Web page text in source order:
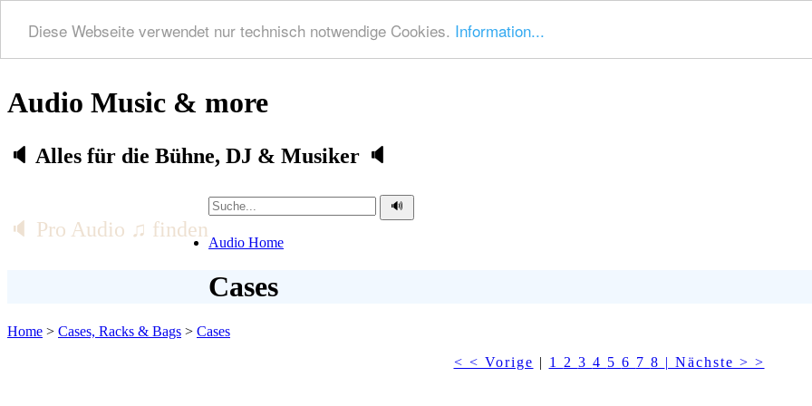
Diese Webseite verwendet nur technisch notwendige Cookies. Information...
Audio Music & more
🔈 Alles für die Bühne, DJ & Musiker 🔈
🔈 Pro Audio ♫ finden
Audio Home
Cases
Home > Cases, Racks & Bags > Cases
< < Vorige | 1 2 3 4 5 6 7 8 | Nächste > >